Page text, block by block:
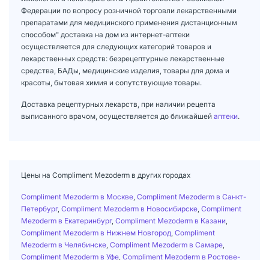
Федерации по вопросу розничной торговли лекарственными
препаратами для медицинского применения дистанционным
способом" доставка на дом из интернет-аптеки
осуществляется для следующих категорий товаров и
лекарственных средств: безрецептурные лекарственные
средства, БАДы, медицинские изделия, товары для дома и
красоты, бытовая химия и сопутствующие товары.
Доставка рецептурных лекарств, при наличии рецепта
выписанного врачом, осуществляется до ближайшей аптеки.
Цены на Compliment Mezoderm в других городах
Compliment Mezoderm в Москве Compliment Mezoderm в Санкт-
Петербург, Compliment Mezoderm в Новосибирске Compliment
Mezoderm в Екатеринбург, Compliment Mezoderm в Казани
Compliment Mezoderm в Нижнем Новгород Compliment
Mezoderm в Челябинске Compliment Mezoderm в Самаре
Compliment Mezoderm в Уфе Compliment Mezoderm в Ростове-